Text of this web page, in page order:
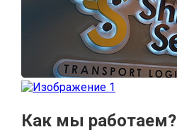
Как мы работаем?